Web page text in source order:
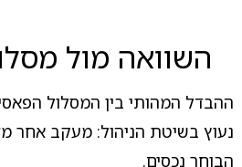
השוואה מול
ההבדל המהותי בין המסלול
נעוץ בשיטת הניהול: מעקב אחר
הבוחר נכסים.